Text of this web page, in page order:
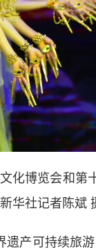
博览会和第
华社记者陈斌
产可持续旅游